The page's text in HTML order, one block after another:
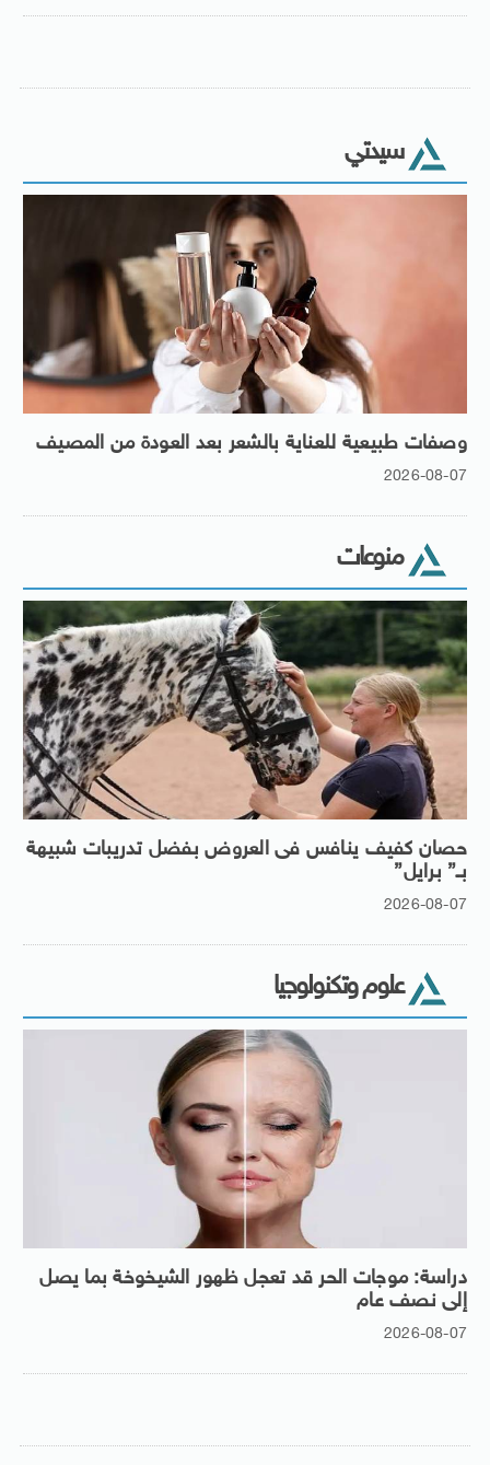
سيدتي
وصفات طبيعية للعناية بالشعر بعد العودة من المصيف
2026-08-07
منوعات
حصان كفيف ينافس فى العروض بفضل تدريبات شبيهة
بـ” برايل”
2026-08-07
علوم وتكنولوجيا
دراسة: موجات الحر قد تعجل ظهور الشيخوخة بما يصل
إلى نصف عام
2026-08-07